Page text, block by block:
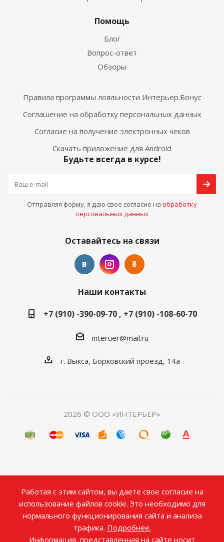
Помощь
Блог
Вопрос-ответ
Обзоры
Правила программы лояльности Интерьер.Бонус
Соглашение на обработку персональных данных
Согласие на получение электронных чеков
Скачать приложение для Android
Будьте всегда в курсе!
Отправляя форму, я даю свое согласие на обработку
персональных данных
Оставайтесь на связи
Наши контакты
+7 (910) -390-09-70 , +7 (910) -108-60-70
interuer@mail.ru
г. Выкса, Борковский проезд, 14а
2026 © ООО «ИНТЕРЬЕР»
Работая с этим сайтом, вы даете свое согласие на
использование файлов cookie. Это необходимо для
нормального функционирования сайта и анализа
трафика. Подробнее.
Информация, представленная на сайте носит